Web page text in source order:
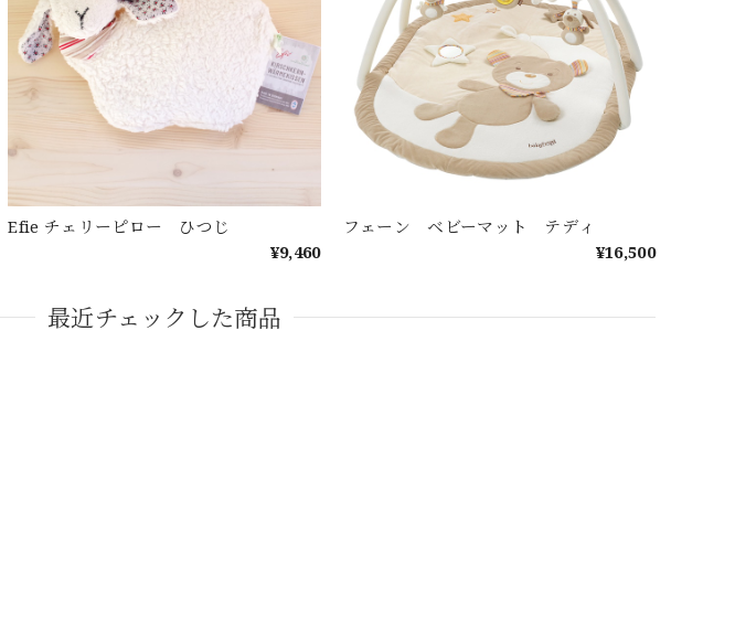
Efie チェリーピロー ひつじ
¥9,460
フェーン ベビーマット テディ
¥16,500
最近チェックした商品